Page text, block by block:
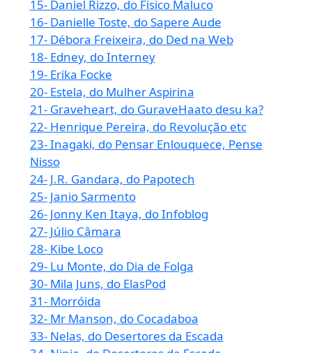
15- Daniel Rizzo, do Fisico Maluco
16- Danielle Toste, do Sapere Aude
17- Débora Freixeira, do Ded na Web
18- Edney, do Interney
19- Erika Focke
20- Estela, do Mulher Aspirina
21- Graveheart, do GuraveHaato desu ka?
22- Henrique Pereira, do Revolução etc
23- Inagaki, do Pensar Enlouquece, Pense
Nisso
24- J.R. Gandara, do Papotech
25- Janio Sarmento
26- Jonny Ken Itaya, do Infoblog
27- Júlio Câmara
28- Kibe Loco
29- Lu Monte, do Dia de Folga
30- Mila Juns, do ElasPod
31- Morróida
32- Mr Manson, do Cocadaboa
33- Nelas, do Desertores da Escada